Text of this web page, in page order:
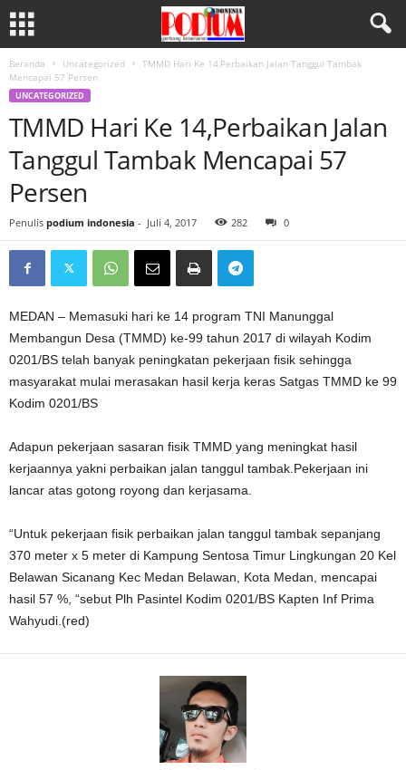
Beranda Uncategorized
TMMD Hari Ke 14,Perbaikan Jalan Tanggul Tambak
Mencapai 57 Persen
UNCATEGORIZED
TMMD Hari Ke 14,Perbaikan Jalan
Tanggul Tambak Mencapai 57
Persen
Penulis podium indonesia - Juli 4, 2017 282 0
MEDAN – Memasuki hari ke 14 program TNI Manunggal
Membangun Desa (TMMD) ke-99 tahun 2017 di wilayah Kodim
0201/BS telah banyak peningkatan pekerjaan fisik sehingga
masyarakat mulai merasakan hasil kerja keras Satgas TMMD ke 99
Kodim 0201/BS
Adapun pekerjaan sasaran fisik TMMD yang meningkat hasil
kerjaannya yakni perbaikan jalan tanggul tambak.Pekerjaan ini
lancar atas gotong royong dan kerjasama.
“Untuk pekerjaan fisik perbaikan jalan tanggul tambak sepanjang
370 meter x 5 meter di Kampung Sentosa Timur Lingkungan 20 Kel
Belawan Sicanang Kec Medan Belawan, Kota Medan, mencapai
hasil 57 %, “sebut Plh Pasintel Kodim 0201/BS Kapten Inf Prima
Wahyudi.(red)